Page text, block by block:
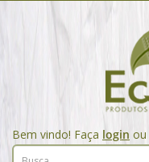
Bem vindo! Faça login ou